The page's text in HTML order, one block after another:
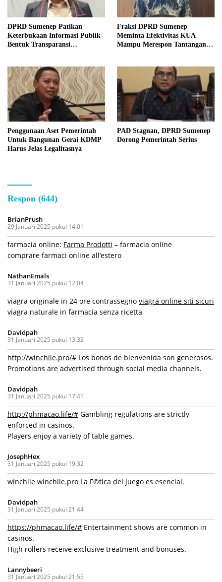
DPRD Sumenep Patikan
Keterbukaan Informasi Publik
Bentuk Transparansi
Fraksi DPRD Sumenep
Meminta Efektivitas KUA
Mampu Merespon Tantangan
Penggunaan Aset Pemerintah
Untuk Bangunan Gerai KDMP
Harus Jelas Legalitasnya
PAD Stagnan, DPRD Sumenep
Dorong Pemerintah Serius
Respon (644)
BrianPrush
29 Januari 2025 pukul 14:01
farmacia online: Farma Prodotti – farmacia online
comprare farmaci online all’estero
NathanEmals
31 Januari 2025 pukul 12:04
viagra originale in 24 ore contrassegno viagra online siti sicuri
viagra naturale in farmacia senza ricetta
Davidpah
31 Januari 2025 pukul 13:32
http://winchile.pro/# Los bonos de bienvenida son generosos.
Promotions are advertised through social media channels.
Davidpah
31 Januari 2025 pukul 17:41
http://phmacao.life/# Gambling regulations are strictly
enforced in casinos.
Players enjoy a variety of table games.
JosephHex
31 Januari 2025 pukul 19:32
winchile winchile.pro La Г©tica del juego es esencial.
Davidpah
31 Januari 2025 pukul 21:44
https://phmacao.life/# Entertainment shows are common in
casinos.
High rollers receive exclusive treatment and bonuses.
Lannybeeri
31 Januari 2025 pukul 21:55